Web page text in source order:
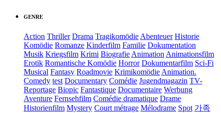
GENRE
Action Thriller Drama TragikomödieAbenteuer Historie
Komödie Romanze Kinderfilm Familie Dokumentation
Musik Kriegsfilm Krimi BiografieAnimationAnimationsfilm
Erotik Romantische Komödie Horror Dokumentarfilm Sci-Fi
Musical Fantasy Roadmovie KrimikomödieAnimation.
Comedy test Documentary Comédie Jugendmagazin TV-
Reportage Biopic Fantastique Documentaire Werbung
Aventure Fernsehfilm Comédie dramatique Drame
Historienfilm Mystery Court métrage Mélodrame Spot 가족